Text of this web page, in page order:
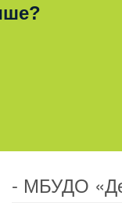
- МБУДО